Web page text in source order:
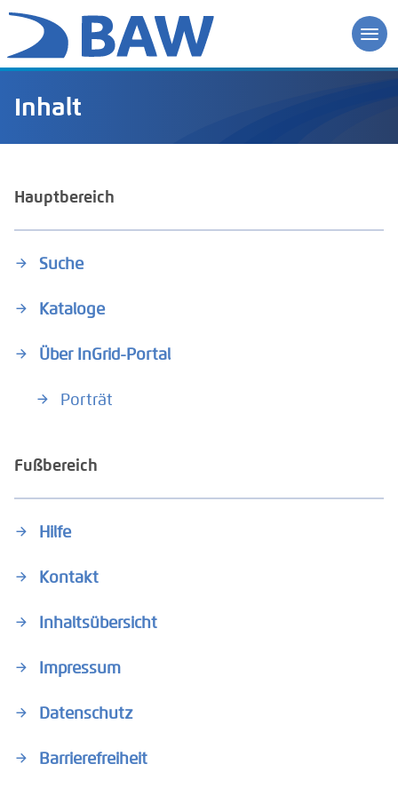
Inhalt
Hauptbereich
Suche
Kataloge
Über InGrid-Portal
Porträt
Fußbereich
Hilfe
Kontakt
Inhaltsübersicht
Impressum
Datenschutz
Barrierefreiheit